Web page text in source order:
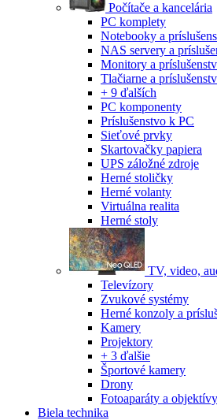
Počítače a kancelária
PC komplety
Notebooky a
NAS servery a
Monitory a
Tlačiarne a
+ 9 ďalších
PC komponenty
Príslušenstvo k PC
Sieťové prvky
Skartovačky papiera
UPS záložné zdroje
Herné stoličky
Herné volanty
Virtuálna realita
Herné stoly
TV, video,
Televízory
Zvukové systémy
Herné konzoly a
Kamery
Projektory
+ 3 ďalšie
Športové kamery
Drony
Fotoaparáty a objektívy
Biela technika